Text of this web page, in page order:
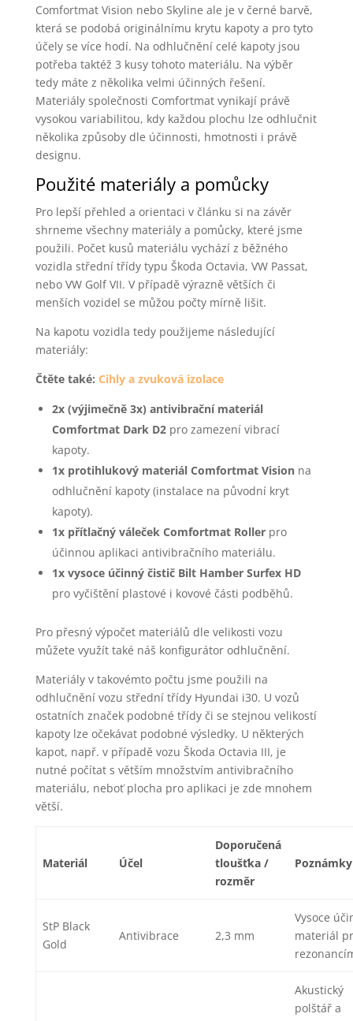
Comfortmat Vision nebo Skyline ale je v černé barvě,
která se podobá originálnímu krytu kapoty a pro tyto
účely se více hodí. Na odhlučnění celé kapoty jsou
potřeba taktéž 3 kusy tohoto materiálu. Na výběr
tedy máte z několika velmi účinných řešení.
Materiály společnosti Comfortmat vynikají právě
vysokou variabilitou, kdy každou plochu lze odhlučnit
několika způsoby dle účinnosti, hmotnosti i právě
designu.
Použité materiály a pomůcky
Pro lepší přehled a orientaci v článku si na závěr
shrneme všechny materiály a pomůcky, které jsme
použili. Počet kusů materiálu vychází z běžného
vozidla střední třídy typu Škoda Octavia, VW Passat,
nebo VW Golf VII. V případě výrazně větších či
menších vozidel se můžou počty mírně lišit.
Na kapotu vozidla tedy použijeme následující
materiály:
Čtěte také: Cihly a zvuková izolace
2x (výjimečně 3x) antivibrační materiál
Comfortmat Dark D2pro zamezení vibrací
kapoty.
1x protihlukový materiál Comfortmat Visionna
odhlučnění kapoty (instalace na původní kryt
kapoty).
1x přítlačný váleček Comfortmat Rollerpro
účinnou aplikaci antivibračního materiálu.
1x vysoce účinný čistič Bilt Hamber Surfex HD
pro vyčištění plastové i kovové části podběhů.
Pro přesný výpočet materiálů dle velikosti vozu
můžete využít také náš konfigurátor odhlučnění.
Materiály v takovémto počtu jsme použili na
odhlučnění vozu střední třídy Hyundai i30. U vozů
ostatních značek podobné třídy či se stejnou velikostí
kapoty lze očekávat podobné výsledky. U některých
kapot, např. v případě vozu Škoda Octavia III, je
nutné počítat s větším množstvím antivibračního
materiálu, neboť plocha pro aplikaci je zde mnohem
větší.
Materiál Účel
Doporučená
tloušťka /
rozměr
Poznámky
StP Black
Gold
Antivibrace 2,3 mm
Vysoce
materiál
Akustický
polštář a